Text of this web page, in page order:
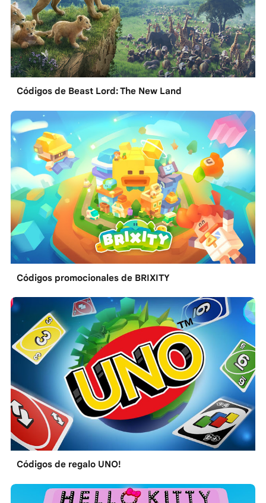
Códigos de Beast Lord: The New Land
Códigos promocionales de BRIXITY
Códigos de regalo UNO!